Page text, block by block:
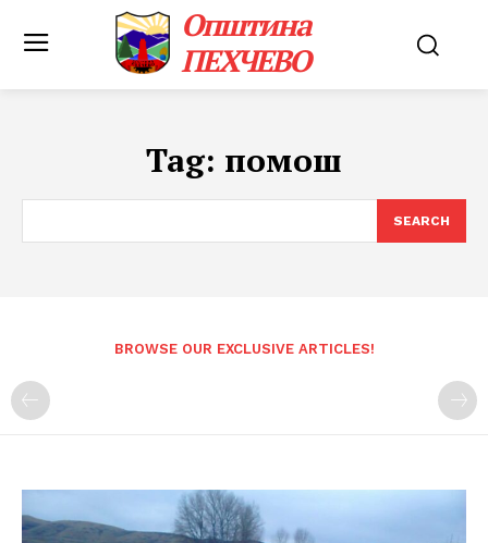
Општина
ПЕХЧЕВО
Tag: помош
SEARCH
BROWSE OUR EXCLUSIVE ARTICLES!